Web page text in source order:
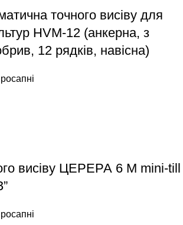
точного висіву для
HVM-12 (анкерна, з
12 рядків, навісна)
висіву ЦЕРЕРА 6 M mini-till